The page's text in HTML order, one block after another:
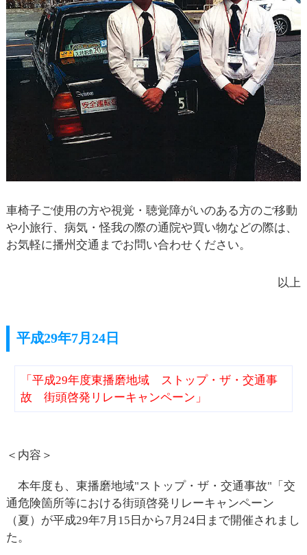
車椅子ご使用の方や視覚・聴覚障がいのある方のご移動
や小旅行、病気・怪我の際の通院や買い物などの際は、
お気軽に播州交通までお問い合わせください。
以上
平成29年7月24日
「平成29年度東播磨地域 ストップ・ザ・交通事
故 街頭啓発リレーキャンペーン」
＜内容＞
本年度も、東播磨地域"ストップ・ザ・交通事故"「交
通危険箇所等における街頭啓発リレーキャンペーン
（夏）が平成29年7月15日から7月24日まで開催されまし
た。